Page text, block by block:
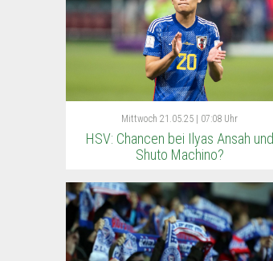
Mittwoch 21.05.25 | 07:08 Uhr
HSV: Chancen bei Ilyas Ansah und
Shuto Machino?